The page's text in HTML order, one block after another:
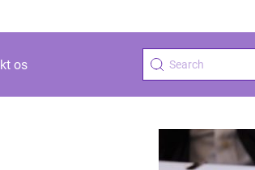
os